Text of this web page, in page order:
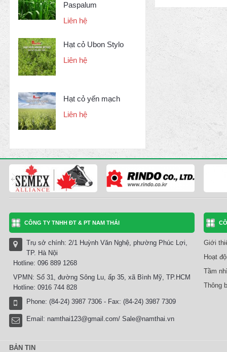
Paspalum
Liên hệ
Hạt cỏ Ubon Stylo
Liên hệ
Hạt cỏ yến mạch
Liên hệ
CÔNG TY TNHH ĐT & PT NAM THÁI
Trụ sở chính: 2/1 Huỳnh Văn Nghệ, phường Phúc Lợi,
TP. Hà Nội
Hotline: 096 889 1268
VPMN: Số 31, đường Sông Lu, ấp 35, xã Bình Mỹ, TP.HCM
Hotline: 0916 744 828
Phone: (84-24) 3987 7306 - Fax: (84-24) 3987 7309
Email: namthai123@gmail.com/ Sale@namthai.vn
Giới
Hoạt
Tầm
Thông
BẢN TIN